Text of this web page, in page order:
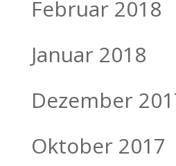
Februar 2018
Januar 2018
Dezember
Oktober 2017